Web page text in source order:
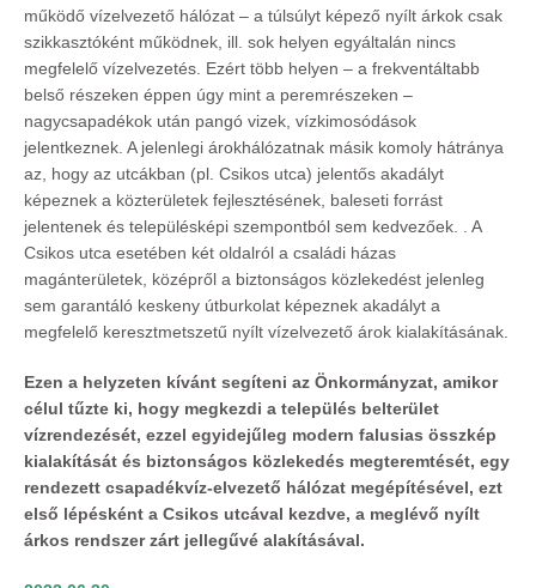
működő vízelvezető hálózat – a túlsúlyt képező nyílt árkok csak
szikkasztóként működnek, ill. sok helyen egyáltalán nincs
megfelelő vízelvezetés. Ezért több helyen – a frekventáltabb
belső részeken éppen úgy mint a peremrészeken –
nagycsapadékok után pangó vizek, vízkimosódások
jelentkeznek. A jelenlegi árokhálózatnak másik komoly hátránya
az, hogy az utcákban (pl. Csikos utca) jelentős akadályt
képeznek a közterületek fejlesztésének, baleseti forrást
jelentenek és településképi szempontból sem kedvezőek. . A
Csikos utca esetében két oldalról a családi házas
magánterületek, középről a biztonságos közlekedést jelenleg
sem garantáló keskeny útburkolat képeznek akadályt a
megfelelő keresztmetszetű nyílt vízelvezető árok kialakításának.
Ezen a helyzeten kívánt segíteni az Önkormányzat, amikor
célul tűzte ki, hogy megkezdi a település belterület
vízrendezését, ezzel egyidejűleg modern falusias összkép
kialakítását és biztonságos közlekedés megteremtését, egy
rendezett csapadékvíz-elvezető hálózat megépítésével, ezt
első lépésként a Csikos utcával kezdve, a meglévő nyílt
árkos rendszer zárt jellegűvé alakításával.